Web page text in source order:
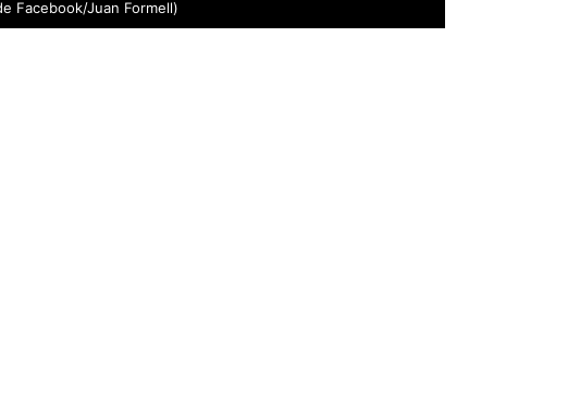
Facebook/Juan Formell)